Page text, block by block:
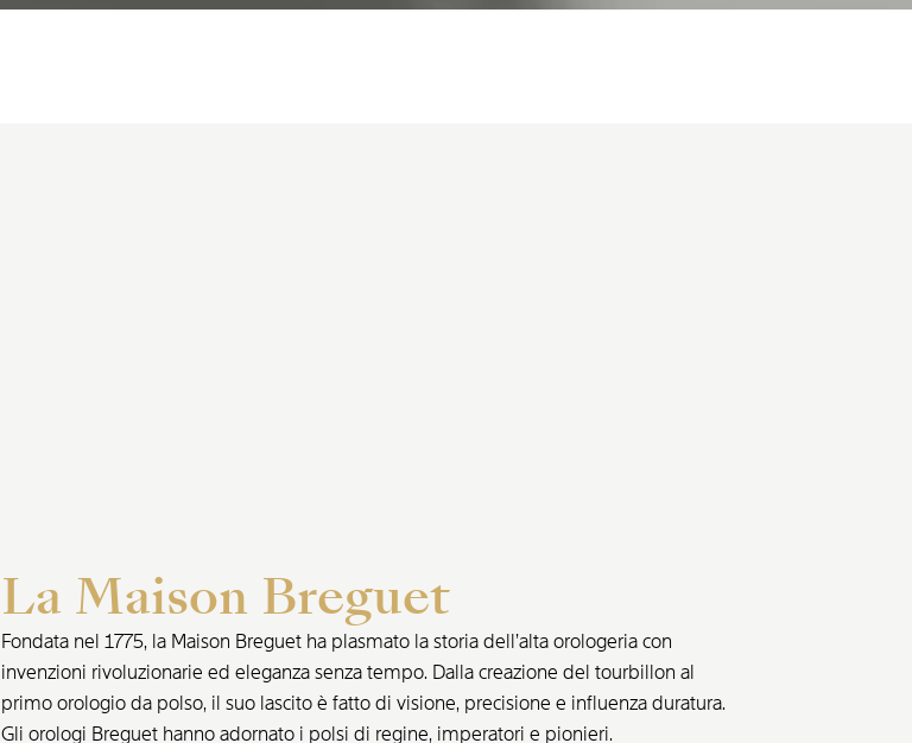
La Maison Breguet
Fondata nel 1775, la Maison Breguet ha plasmato la storia dell’alta orologeria con
invenzioni rivoluzionarie ed eleganza senza tempo. Dalla creazione del tourbillon al
primo orologio da polso, il suo lascito è fatto di visione, precisione e influenza duratura.
Gli orologi Breguet hanno adornato i polsi di regine, imperatori e pionieri.